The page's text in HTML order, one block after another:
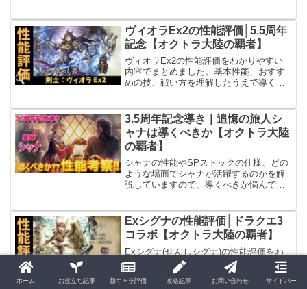
ヴィオラEx2の性能評価│5.5周年
記念【オクトラ大陸の覇者】
ヴィオラEx2の性能評価をわかりやすい
内容でまとめました。基本性能、おすす
めの技、戦い方を理解したうえで導くべ
3.5周年記念導き｜追憶の旅人シ
ャナは導くべきか【オクトラ大陸
の覇者】
シャナの性能やSPストックの仕様、どの
ような場面でシャナが活躍するのかを解
説していますので、導くべきか悩んでい
Exシグナの性能評価│ドラクエ3
コラボ【オクトラ大陸の覇者】
Exシグナ(せんしシグナ)の性能評価をわ
かりやすい内容でまとめました。基本性
能、おすすめの技、闘い方を理解したう
えで導くべきか判断していただける内容
ホーム お役立ち記事 新キャラ評価 攻略記事 お問い合わせ サイドバー